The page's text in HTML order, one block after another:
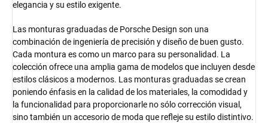
elegancia y su estilo exigente.
Las monturas graduadas de Porsche Design son una
combinación de ingeniería de precisión y diseño de buen gusto.
Cada montura es como un marco para su personalidad. La
colección ofrece una amplia gama de modelos que incluyen desde
estilos clásicos a modernos. Las monturas graduadas se crean
poniendo énfasis en la calidad de los materiales, la comodidad y
la funcionalidad para proporcionarle no sólo corrección visual,
sino también un accesorio de moda que refleje su estilo distintivo.